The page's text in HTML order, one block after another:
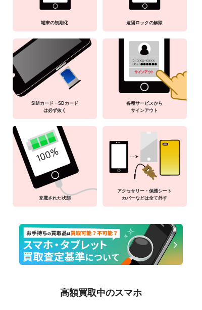
端末の初期化 遠隔ロックの解除
SIMカード・SDカード
は必ず抜く
各種サービスから
サインアウト
充電された状態
アクセサリー・保護シート
カバーなどは全て外す
高額買取中のスマホ